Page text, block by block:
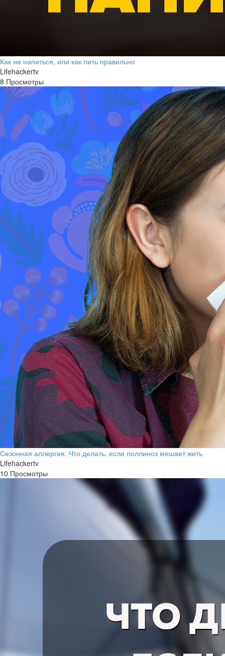
Как не напиться, или как пить правильно
Lifehackertv
8 Просмотры
Сезонная аллергия. Что делать, если поллиноз мешает жить
Lifehackertv
10 Просмотры